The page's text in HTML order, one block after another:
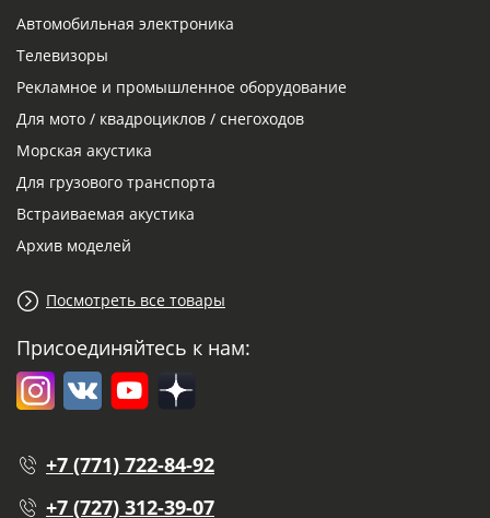
Автомобильная электроника
Телевизоры
Рекламное и промышленное оборудование
Для мото / квадроциклов / снегоходов
Морская акустика
Для грузового транспорта
Встраиваемая акустика
Архив моделей
Посмотреть все товары
Присоединяйтесь к нам:
+7 (771) 722-84-92
+7 (727) 312-39-07